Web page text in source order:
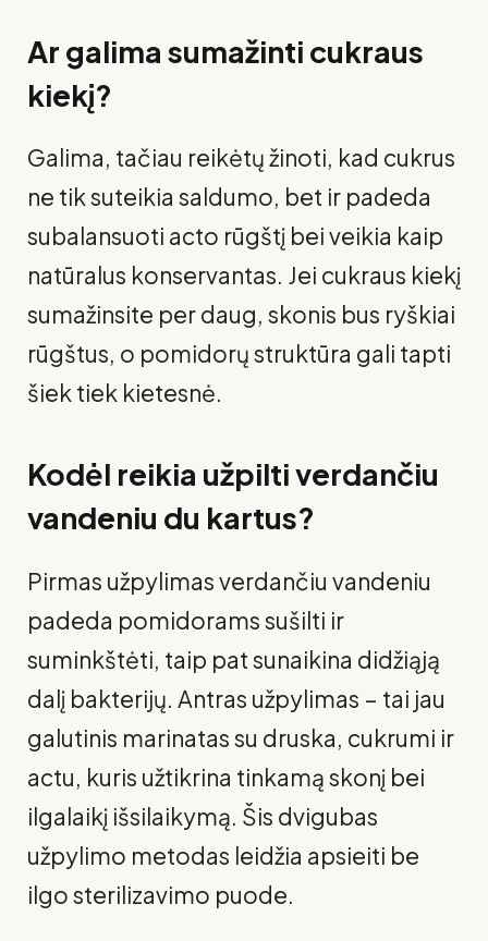
Ar galima sumažinti cukraus
kiekį?
Galima, tačiau reikėtų žinoti, kad cukrus
ne tik suteikia saldumo, bet ir padeda
subalansuoti acto rūgštį bei veikia kaip
natūralus konservantas. Jei cukraus kiekį
sumažinsite per daug, skonis bus ryškiai
rūgštus, o pomidorų struktūra gali tapti
šiek tiek kietesnė.
Kodėl reikia užpilti verdančiu
vandeniu du kartus?
Pirmas užpylimas verdančiu vandeniu
padeda pomidorams sušilti ir
suminkštėti, taip pat sunaikina didžiąją
dalį bakterijų. Antras užpylimas – tai jau
galutinis marinatas su druska, cukrumi ir
actu, kuris užtikrina tinkamą skonį bei
ilgalaikį išsilaikymą. Šis dvigubas
užpylimo metodas leidžia apsieiti be
ilgo sterilizavimo puode.